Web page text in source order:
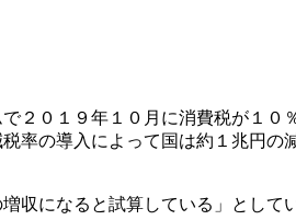
０１９年１０月に消費税が１
率の導入によって国は約１兆円
収になると試算している」としてい